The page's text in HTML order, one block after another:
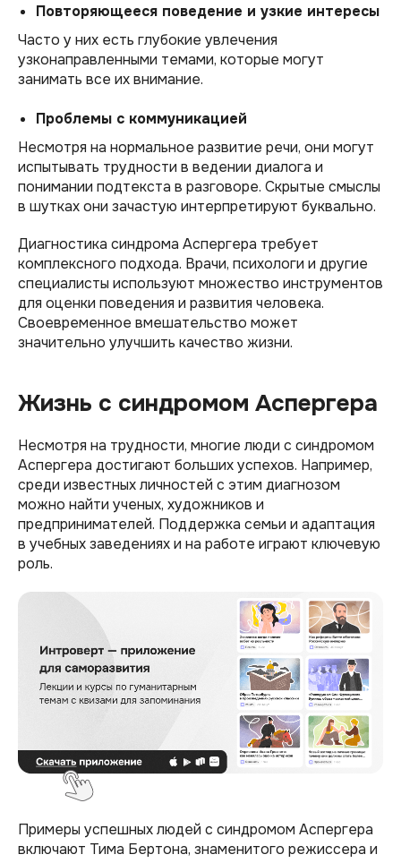
Повторяющееся поведение и узкие интересы
Часто у них есть глубокие увлечения
узконаправленными темами, которые могут
занимать все их внимание.
Проблемы с коммуникацией
Несмотря на нормальное развитие речи, они могут
испытывать трудности в ведении диалога и
понимании подтекста в разговоре. Скрытые смыслы
в шутках они зачастую интерпретируют буквально.
Диагностика синдрома Аспергера требует
комплексного подхода. Врачи, психологи и другие
специалисты используют множество инструментов
для оценки поведения и развития человека.
Своевременное вмешательство может
значительно улучшить качество жизни.
Жизнь с синдромом Аспергера
Несмотря на трудности, многие люди с синдромом
Аспергера достигают больших успехов. Например,
среди известных личностей с этим диагнозом
можно найти ученых, художников и
предпринимателей. Поддержка семьи и адаптация
в учебных заведениях и на работе играют ключевую
роль.
Примеры успешных людей с синдромом Аспергера
включают Тима Бертона, знаменитого режиссера и